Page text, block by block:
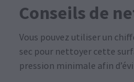
Conseils de
Vous pouvez utiliser un
sec pour nettoyer cette
pression minimale afin